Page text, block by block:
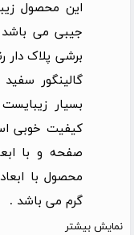
این محصول
جیبی می باشد
برشی پلاک دار
گالینگور
بسیار
کیفیت خوبی
صفحه و با
محصول با
گرم می باشد .
نمایش بیشتر